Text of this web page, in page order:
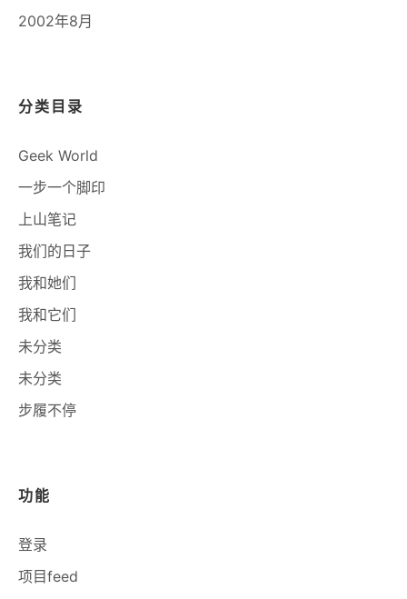
2002年8月
分类目录
Geek World
一步一个脚印
上山笔记
我们的日子
我和她们
我和它们
未分类
未分类
步履不停
功能
登录
项目feed